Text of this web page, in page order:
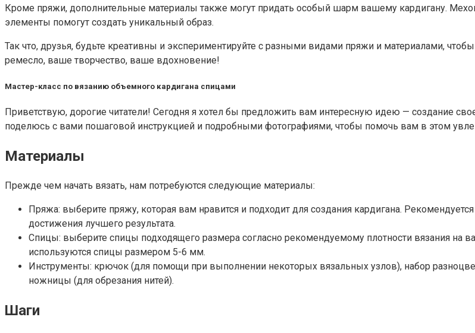
Кроме пряжи, дополнительные материалы также могут придать особый шарм вашему кардигану.
элементы помогут создать уникальный образ.
Так что, друзья, будьте креативны и экспериментируйте с разными видами пряжи и материалами,
ремесло, ваше творчество, ваше вдохновение!
Мастер-класс по вязанию объемного кардигана спицами
Приветствую, дорогие читатели! Сегодня я хотел бы предложить вам интересную идею — создание
поделюсь с вами пошаговой инструкцией и подробными фотографиями, чтобы помочь вам в этом
Материалы
Прежде чем начать вязать, нам потребуются следующие материалы:
Пряжа: выберите пряжу, которая вам нравится и подходит для создания кардигана.
достижения лучшего результата.
Спицы: выберите спицы подходящего размера согласно рекомендуемому плотности вязания на
используются спицы размером 5-6 мм.
Инструменты: крючок (для помощи при выполнении некоторых вязальных узлов), набор
ножницы (для обрезания нитей).
Шаги